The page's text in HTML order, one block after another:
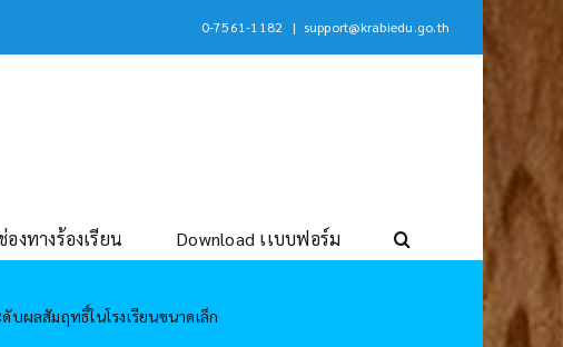
0-7561-1182 | support@krabiedu.go.th
องทางร้องเรียน Download เเบบฟอร์ม
ผลสัมฤทธิ์ในโรงเรียนขนาดเล็ก